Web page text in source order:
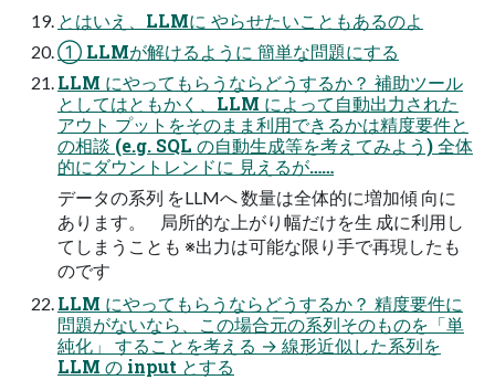
とはいえ、LLMに やらせたいこともあるのよ
① LLMが解けるように 簡単な問題にする
LLM にやってもらうならどうするか？ 補助ツール
としてはともかく、LLM によって自動出力された
アウト プットをそのまま利用できるかは精度要件と
の相談 (e.g. SQL の自動生成等を考えてみよう) 全体
的にダウントレンドに 見えるが……
データの系列 をLLMへ 数量は全体的に増加傾 向に
あります。 局所的な上がり幅だけを生 成に利用し
てしまうことも ※出力は可能な限り手で再現したも
のです
LLM にやってもらうならどうするか？ 精度要件に
問題がないなら、この場合元の系列そのものを「単
純化」 することを考える → 線形近似した系列を
LLM の input とする